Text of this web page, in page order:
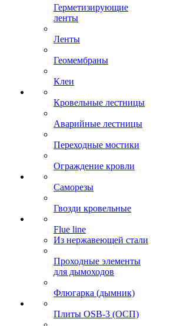
Герметизирующие
ленты
Ленты
Геомембраны
Клеи
Кровельные лестницы
Аварийные лестницы
Переходные мостики
Ограждение кровли
Саморезы
Гвозди кровельные
Flue line
Из нержавеющей стали
Проходные элементы
для дымоходов
Флюгарка (дымник)
Плиты OSB-3 (ОСП)